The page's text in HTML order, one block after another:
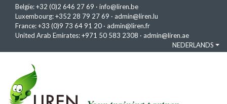
Belgïe:+32 (0)2 646 27 69 · info@liren.be
Luxembourg:+352 28 79 27 69 · admin@liren.lu
France:+33 (0)9 73 64 91 20 · admin@liren.fr
United Arab Emirates:+971 50 583 2308 · admin@liren.ae
NEDERLANDS